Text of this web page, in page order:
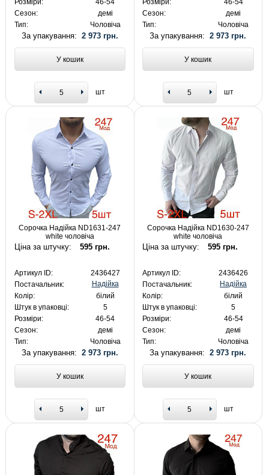
Розміри:
46-54
Сезон:
демі
Тип:
Чоловіча
За упакування: 2 973 грн.
У кошик
шт
Розміри:
46-54
Сезон:
демі
Тип:
Чоловіча
За упакування:2 973 грн.
У кошик
шт
Сорочка Надійка ND1631-247
white чоловіча
Ціна за штучку: 595 грн.
Артикул ID:
2436427
Постачальник:
Надійка
Колір:
білий
Штук в упаковці:
5
Розміри:
46-54
Сезон:
демі
Тип:
Чоловіча
За упакування: 2 973 грн.
У кошик
шт
Сорочка Надійка ND1630-247
white чоловіча
Ціна за штучку: 595 грн.
Артикул ID:
2436426
Постачальник:
Надійка
Колір:
білий
Штук в упаковці:
5
Розміри:
46-54
Сезон:
демі
Тип:
Чоловіча
За упакування:2 973 грн.
У кошик
шт